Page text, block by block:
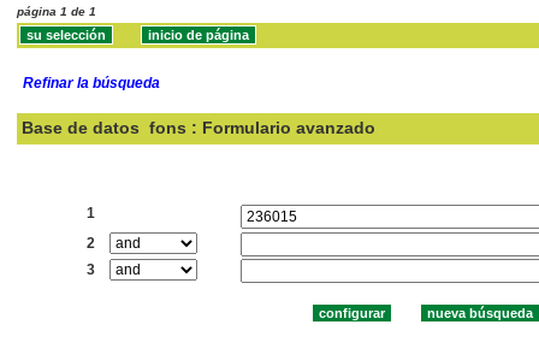
página 1 de 1
Refinar la búsqueda
Base de datos fons : Formulario avanzado
1
2
3